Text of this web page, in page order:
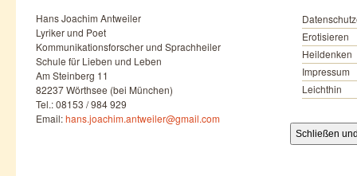
Hans Joachim Antweiler
Lyriker und Poet
Kommunikationsforscher und Sprachheiler
Schule für Lieben und Leben
Am Steinberg 11
82237 Wörthsee (bei München)
Tel.: 08153 / 984 929
Email:hans.joachim.antweiler@gmail.com
Erotisieren
Heildenken
Impressum
Leichthin